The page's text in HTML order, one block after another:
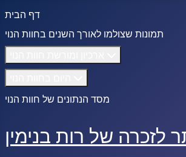
דף הבית
תמונות שצולמו לאורך השנים בחוות הנוי
מסד הנתונים של חוות הנוי
לזכרה של רות בנימין